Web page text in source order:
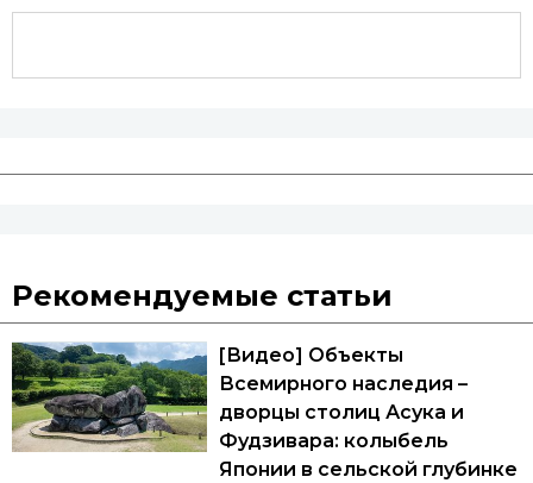
Рекомендуемые статьи
[Видео] Объекты
Всемирного наследия –
дворцы столиц Асука и
Фудзивара: колыбель
Японии в сельской глубинке